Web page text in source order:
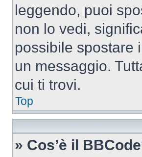
leggendo, puoi
non lo vedi,
possibile spostare
un messaggio.
cui ti trovi.
Top
» Cos’è il